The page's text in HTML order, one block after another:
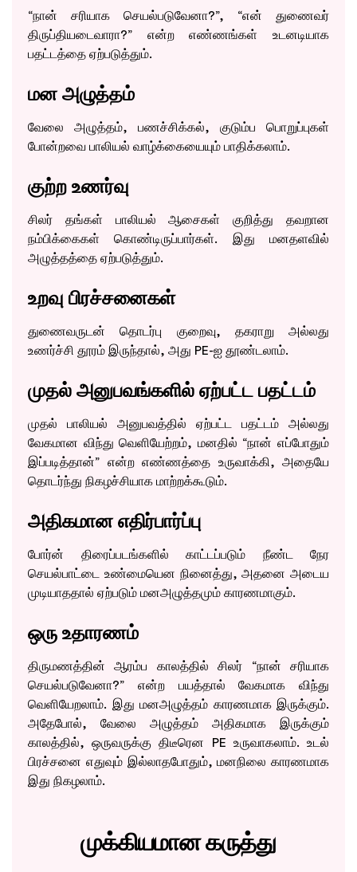
“நான் சரியாக செயல்படுவேனா?”, “என் துணைவர்
திருப்தியடைவாரா?” என்ற எண்ணங்கள் உடனடியாக
பதட்டத்தை ஏற்படுத்தும்.
மன அழுத்தம்
வேலை அழுத்தம், பணச்சிக்கல், குடும்ப பொறுப்புகள்
போன்றவை பாலியல் வாழ்க்கையையும் பாதிக்கலாம்.
குற்ற உணர்வு
சிலர் தங்கள் பாலியல் ஆசைகள் குறித்து தவறான
நம்பிக்கைகள் கொண்டிருப்பார்கள். இது மனதளவில்
அழுத்தத்தை ஏற்படுத்தும்.
உறவு பிரச்சனைகள்
துணைவருடன் தொடர்பு குறைவு, தகராறு அல்லது
உணர்ச்சி தூரம் இருந்தால், அது PE-ஐ தூண்டலாம்.
முதல் அனுபவங்களில் ஏற்பட்ட பதட்டம்
முதல் பாலியல் அனுபவத்தில் ஏற்பட்ட பதட்டம் அல்லது
வேகமான விந்து வெளியேற்றம், மனதில் “நான் எப்போதும்
இப்படித்தான்” என்ற எண்ணத்தை உருவாக்கி, அதையே
தொடர்ந்து நிகழச்சியாக மாற்றக்கூடும்.
அதிகமான எதிர்பார்ப்பு
போர்ன் திரைப்படங்களில் காட்டப்படும் நீண்ட நேர
செயல்பாட்டை உண்மையென நினைத்து, அதனை அடைய
முடியாததால் ஏற்படும் மனஅழுத்தமும் காரணமாகும்.
ஒரு உதாரணம்
திருமணத்தின் ஆரம்ப காலத்தில் சிலர் “நான் சரியாக
செயல்படுவேனா?” என்ற பயத்தால் வேகமாக விந்து
வெளியேறலாம். இது மனஅழுத்தம் காரணமாக இருக்கும்.
அதேபோல், வேலை அழுத்தம் அதிகமாக இருக்கும்
காலத்தில், ஒருவருக்கு திடீரென PE உருவாகலாம். உடல்
பிரச்சனை எதுவும் இல்லாதபோதும், மனநிலை காரணமாக
இது நிகழலாம்.
முக்கியமான கருத்து